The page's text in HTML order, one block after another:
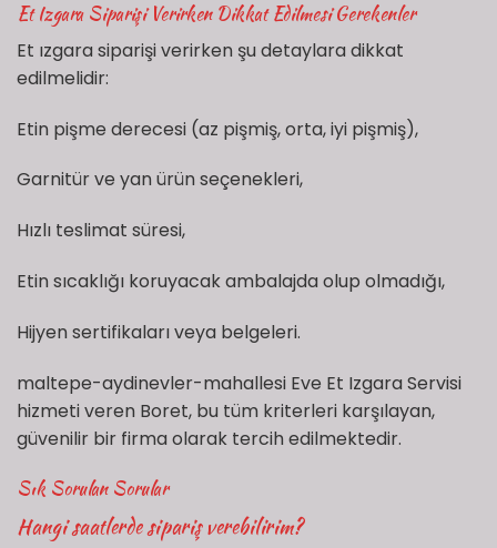
Et Izgara Siparişi Verirken Dikkat Edilmesi Gerekenler
Et ızgara siparişi verirken şu detaylara dikkat
edilmelidir:
Etin pişme derecesi (az pişmiş, orta, iyi pişmiş),
Garnitür ve yan ürün seçenekleri,
Hızlı teslimat süresi,
Etin sıcaklığı koruyacak ambalajda olup olmadığı,
Hijyen sertifikaları veya belgeleri.
maltepe-aydinevler-mahallesi Eve Et Izgara Servisi
hizmeti veren Boret, bu tüm kriterleri karşılayan,
güvenilir bir firma olarak tercih edilmektedir.
Sık Sorulan Sorular
Hangi saatlerde sipariş verebilirim?